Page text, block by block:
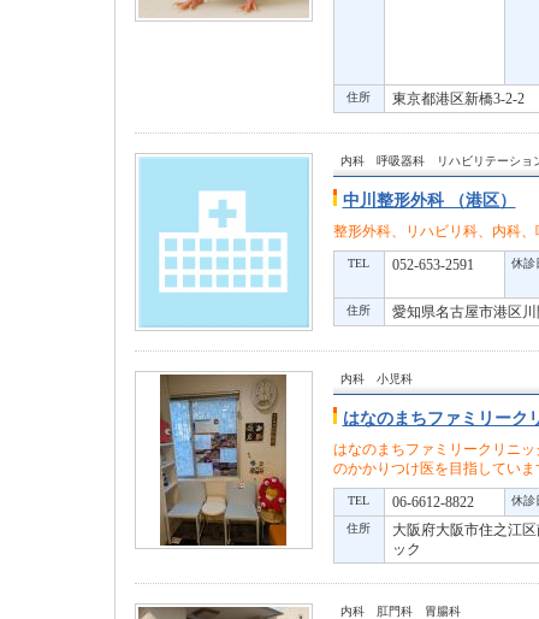
住所 東京都港区新橋3-2-2
内科 呼吸器科 リハビリテーシ
中川整形外科 （港区）
整形外科、リハビリ科、内科、
TEL 052-653-2591 休診
住所 愛知県名古屋市港区
内科 小児科
はなのまちファミリーク
はなのまちファミリークリニ
のかかりつけ医を目指していま
TEL 06-6612-8822 休診
住所
大阪府大阪市住之江
ック
内科 肛門科 胃腸科